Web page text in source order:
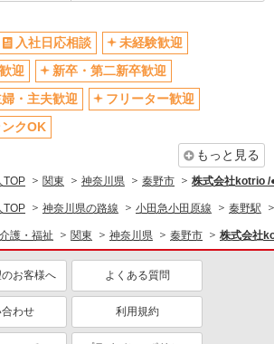
産休・育休取得実績あり
り
各種手当（家族・役職・インセン
ティブなど）あり
研修制度あり
医療・介護・福祉
探す
ミドル（40代～）活躍中
車通勤OK
入社日応相談
未経験歓迎
迎
新卒・第二新卒歓迎
婦・主夫歓迎
フリーター歓迎
ンクOK
もっと見る
TOP 関東 神奈川県 秦野市 株式会社kotrio /
TOP 神奈川県の路線 小田急小田原線 秦野駅
護・福祉 関東 神奈川県 秦野市 株式会社
お客様へ よくある質問
わせ 利用規約